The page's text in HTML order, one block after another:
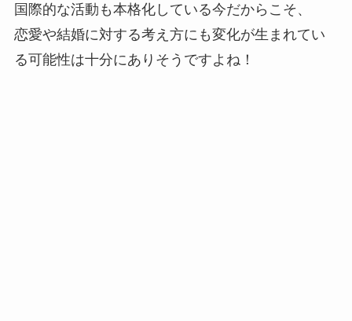
国際的な活動も本格化している今だからこそ、
恋愛や結婚に対する考え方にも変化が生まれてい
る可能性は十分にありそうですよね！